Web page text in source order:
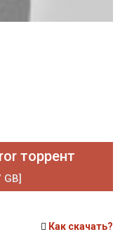
торрент
Как скачать?